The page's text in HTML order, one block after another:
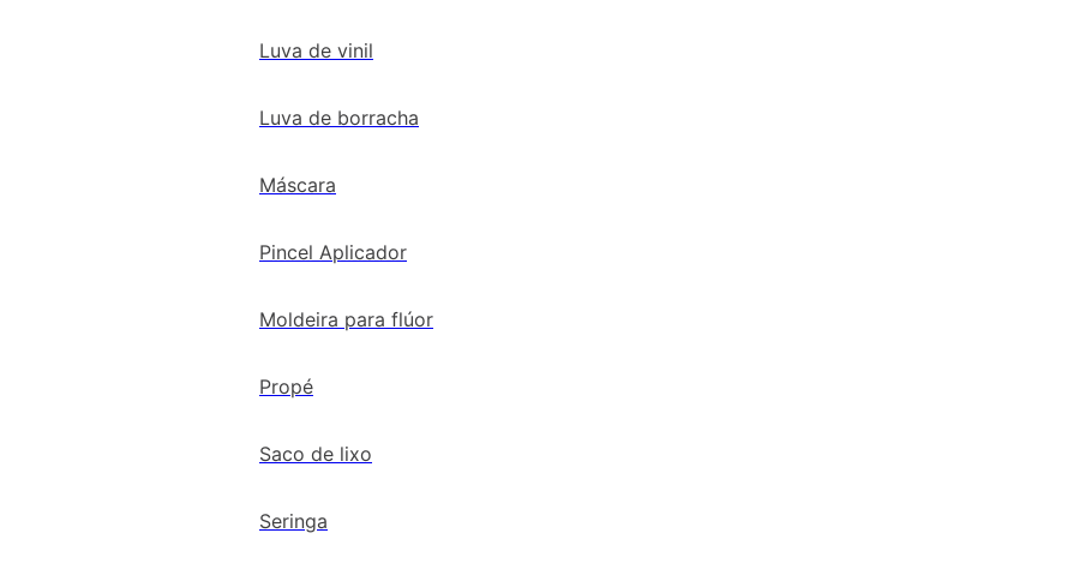
Luva de vinil
Luva de borracha
Máscara
Pincel Aplicador
Moldeira para flúor
Propé
Saco de lixo
Seringa